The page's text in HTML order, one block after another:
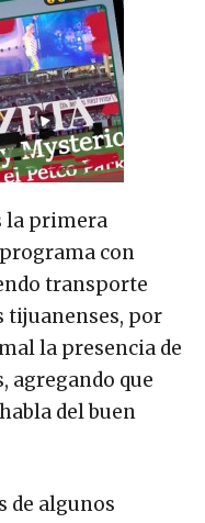
la primera
con
transporte
tijuanenses, por
la presencia de
agregando que
del buen
de algunos